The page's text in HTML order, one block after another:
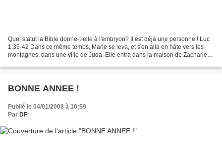
Quel statut la Bible donne-t-elle à l'embryon? Il est déjà une personne ! Luc
1:39-42 Dans ce même temps, Marie se leva, et s'en alla en hâte vers les
montagnes, dans une ville de Juda. Elle entra dans la maison de Zacharie,
BONNE ANNEE !
Publié le 04/01/2008 à 10:59
Par DP